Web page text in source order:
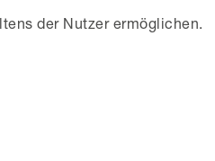
der Nutzer ermöglichen.